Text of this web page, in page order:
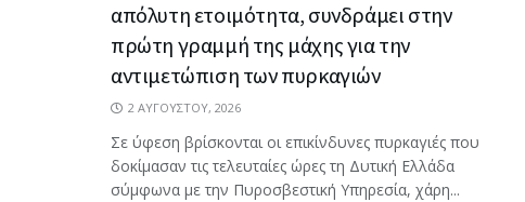
απόλυτη ετοιμότητα, συνδράμει στην
πρώτη γραμμή της μάχης για την
αντιμετώπιση των πυρκαγιών
2 ΑΥΓΟΎΣΤΟΥ, 2026
Σε ύφεση βρίσκονται οι επικίνδυνες πυρκαγιές που
δοκίμασαν τις τελευταίες ώρες τη Δυτική Ελλάδα
σύμφωνα με την Πυροσβεστική Υπηρεσία, χάρη...